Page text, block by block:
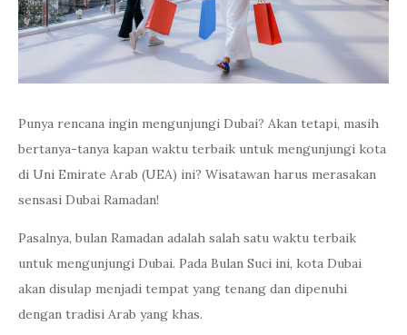
Punya rencana ingin mengunjungi Dubai? Akan tetapi, masih
bertanya-tanya kapan waktu terbaik untuk mengunjungi kota
di Uni Emirate Arab (UEA) ini? Wisatawan harus merasakan
sensasi Dubai Ramadan!
Pasalnya, bulan Ramadan adalah salah satu waktu terbaik
untuk mengunjungi Dubai. Pada Bulan Suci ini, kota Dubai
akan disulap menjadi tempat yang tenang dan dipenuhi
dengan tradisi Arab yang khas.